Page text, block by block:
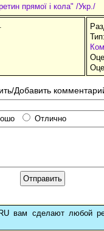
прямої і кола" /Укр./
Добавить
Отлично
вам сделают любой